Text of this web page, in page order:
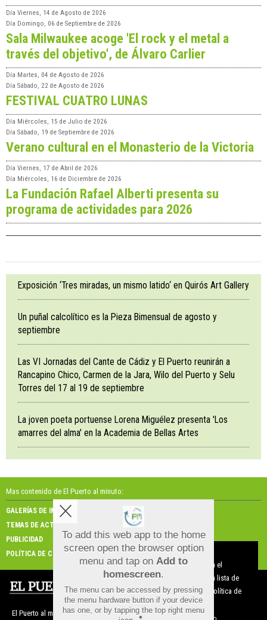
Día Viernes, 14 de Agosto de 2026
Día Domingo, 06 de Septiembre de 2026
Sala Milwaukee acoge 'El rock y el metal a
través del objetivo', de Álvaro Carlier
Día Martes, 04 de Agosto de 2026
Día Sábado, 22 de Agosto de 2026
FESTIVAL CUATRO LUNAS
Día Miércoles, 15 de Julio de 2026
Día Sábado, 19 de Septiembre de 2026
Verano cultural en el Monasterio de la Victoria
Día Viernes, 17 de Abril de 2026
Día Miércoles, 16 de Diciembre de 2026
La Fundación Rafael Alberti presenta su
programa de actividades para 2026
Exposición ‘Tres miradas, un mismo latido‘ en Quirós Art Gallery
Un puñal calcolítico es la Pieza Bimensual de agosto y
septiembre
Las VI Jornadas del Cante de Cádiz y El Puerto reunirán a
Rancapino Chico, Carmen de la Jara, Wilo del Puerto y Selu
Torres del 17 al 19 de septiembre
La joven poeta portuense Lorena Miguélez presenta 'Los
amarres del alma' en la Academia de Bellas Artes
Mas contenido de El Puerto al minuto:
GALERÍAS DE IMÁGENES
GALERÍAS DE VÍDEOS
TEMAS DE ACTUALIDAD
NOSOTROS
PUBLICIDAD
CONTACTO
POLÍTICA DE COOKIES
El Puerto al minuto |Términos de uso|Protección de datos
To add this web app to the home
screen open the browser option
menu and tap on Add to
homescreen.
The menu can be accessed by pressing
the menu hardware button if your device
has one, or by tapping the top right menu
Aviso sobre el Uso de cookies:
Utilizamos cookies nuestras y de terceros para el
funcionamiento del digital. Puedes consultar la lista de
cookies y como desconectarlas. Ver nuestra Política de
Privacidad y Cookies